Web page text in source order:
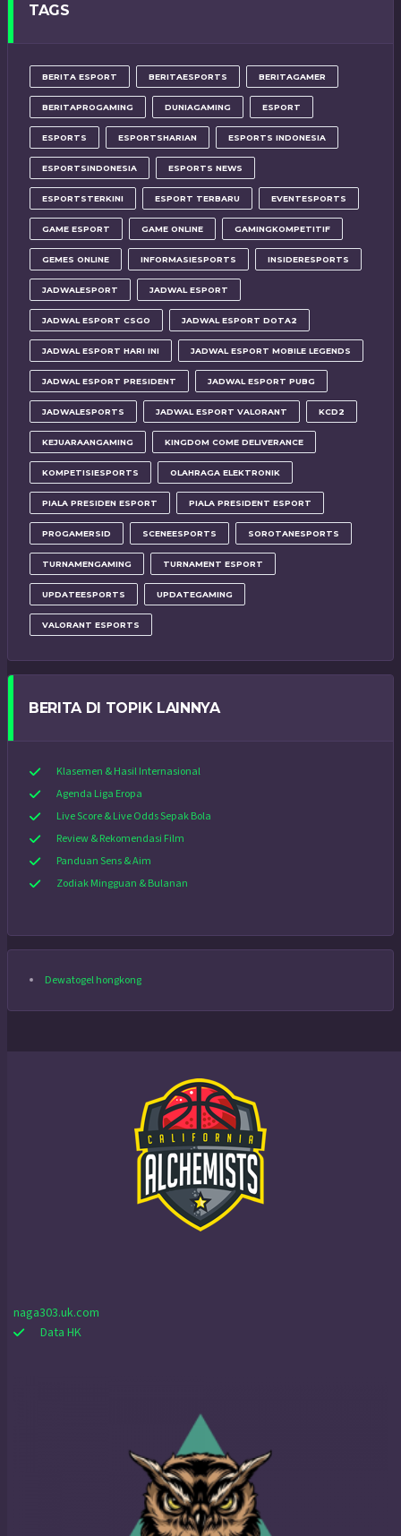
TAGS
BERITA ESPORT BERITAESPORTS BERITAGAMER
BERITAPROGAMING DUNIAGAMING ESPORT
ESPORTS ESPORTSHARIAN ESPORTS INDONESIA
ESPORTSINDONESIA ESPORTS NEWS
ESPORTSTERKINI ESPORT TERBARU EVENTESPORTS
GAME ESPORT GAME ONLINE GAMINGKOMPETITIF
GEMES ONLINE INFORMASIESPORTS INSIDERESPORTS
JADWALESPORT JADWAL ESPORT
JADWAL ESPORT CSGO JADWAL ESPORT DOTA2
JADWAL ESPORT HARI INI JADWAL ESPORT MOBILE LEGENDS
JADWAL ESPORT PRESIDENT JADWAL ESPORT PUBG
JADWALESPORTS JADWAL ESPORT VALORANT KCD2
KEJUARAANGAMING KINGDOM COME DELIVERANCE
KOMPETISIESPORTS OLAHRAGA ELEKTRONIK
PIALA PRESIDEN ESPORT PIALA PRESIDENT ESPORT
PROGAMERSID SCENEESPORTS SOROTANESPORTS
TURNAMENGAMING TURNAMENT ESPORT
UPDATEESPORTS UPDATEGAMING
VALORANT ESPORTS
BERITA DI TOPIK LAINNYA
Klasemen & Hasil Internasional
Agenda Liga Eropa
Live Score & Live Odds Sepak Bola
Review & Rekomendasi Film
Panduan Sens & Aim
Zodiak Mingguan & Bulanan
Dewatogel hongkong
naga303.uk.com
Data HK